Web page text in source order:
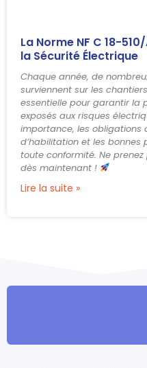
La Norme NF C 18-
la Sécurité Électrique
Chaque année, de
surviennent sur les
essentielle pour garantir la
exposés aux risques
importance, les obligations
d’habilitation et les
toute conformité. Ne
dès maintenant !
Lire la suite »